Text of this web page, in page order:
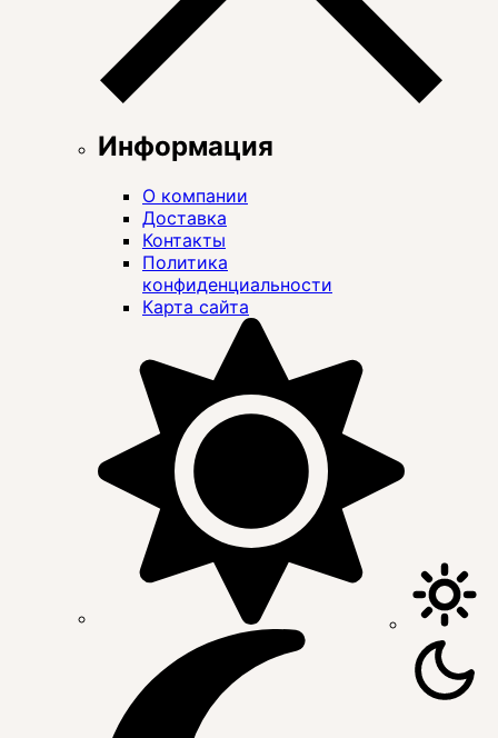
Информация
О компании
Доставка
Контакты
Политика
конфиденциальности
Карта сайта